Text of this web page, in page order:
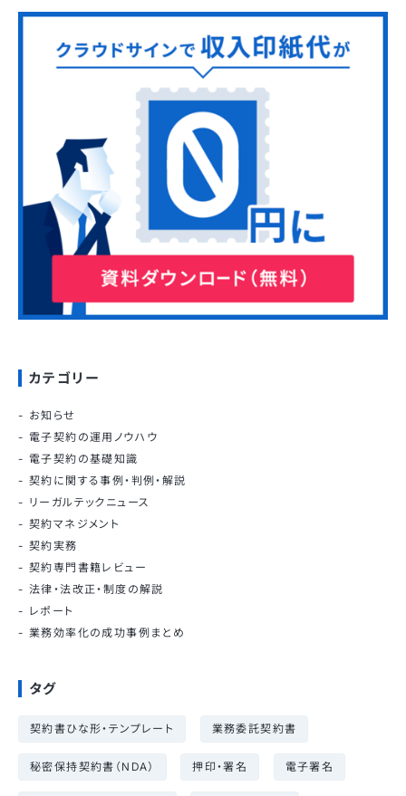
カテゴリー
お知らせ
電子契約の運用ノウハウ
電子契約の基礎知識
契約に関する事例・判例・解説
リーガルテックニュース
契約マネジメント
契約実務
契約専門書籍レビュー
法律・法改正・制度の解説
レポート
業務効率化の成功事例まとめ
タグ
契約書ひな形・テンプレート 業務委託契約書
秘密保持契約書（NDA） 押印・署名 電子署名